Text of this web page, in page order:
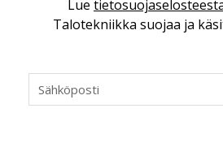
Consti
Refair
NIMITYKSET
Lue
Talotekniikka suojaa ja